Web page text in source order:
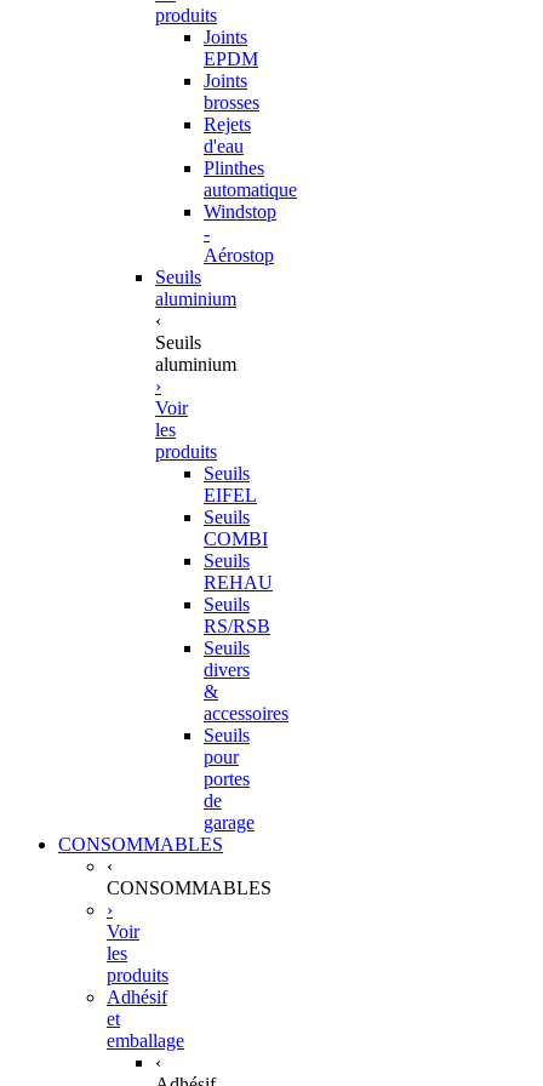
produits
Joints
EPDM
Joints
brosses
Rejets
d'eau
Plinthes
automatique
Windstop
-
Aérostop
Seuils
aluminium
‹
Seuils
aluminium
›
Voir
les
produits
Seuils
EIFEL
Seuils
COMBI
Seuils
REHAU
Seuils
RS/RSB
Seuils
divers
&
accessoires
Seuils
pour
portes
de
garage
CONSOMMABLES
‹
CONSOMMABLES
›
Voir
les
produits
Adhésif
et
emballage
‹